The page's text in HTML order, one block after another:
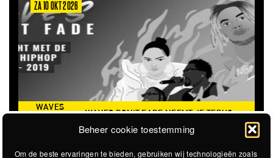
Beheer cookie toestemming
Om de beste ervaringen te bieden, gebruiken wij technologieën zoals
ZA 10 OKT 2026
WAVES
WAVES DON'T FADE NEEMT JE TERUG
NAAR DE ICONISCHE ZOMER VAN 2016